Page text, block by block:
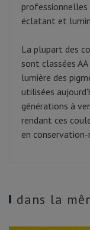
professionnelles
éclatant et
La plupart des
sont classées
lumière des
utilisées
générations à
rendant ces
en
dans la